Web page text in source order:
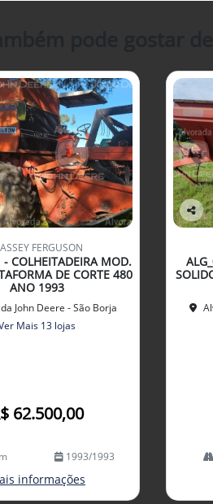
FERGUSON
- COLHEITADEIRA MOD.
DE CORTE 480
ANO 1993
John Deere - São Borja
Mais 13 lojas
62.500,00
1993/1993
informações
Co
arti
lhe